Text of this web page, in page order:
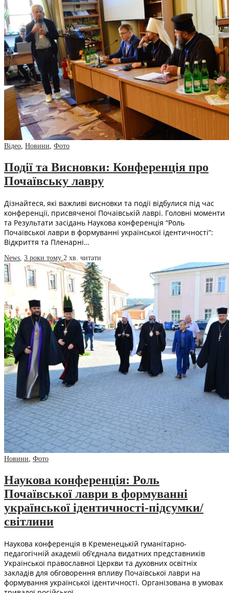
Відео, Новини, Фото
Події та Висновки: Конференція про
Почаївську лавру
Дізнайтеся, які важливі висновки та події відбулися під час
конференції, присвяченої Почаївській лаврі. Головні моменти
та Результати засідань Наукова конференція “Роль
Почаївської лаври в формуванні української ідентичності”:
Відкриття та Пленарні…
News, 3 роки тому 2 хв. читати
Новини, Фото
Наукова конференція: Роль
Почаївської лаври в формуванні
української ідентичності-підсумки/
світлини
Наукова конференція в Кременецькій гуманітарно-
педагогічній академії об’єднала видатних представників
Української православної Церкви та духовних освітніх
закладів для обговорення впливу Почаївської лаври на
формування української ідентичності. Організована в умовах